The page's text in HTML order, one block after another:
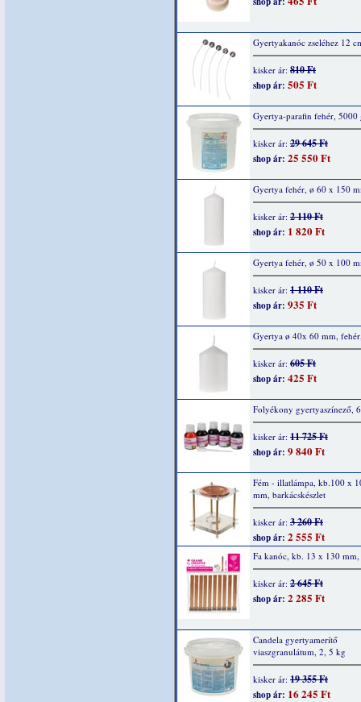
Gyertyakanóc zseléhez 12
kisker ár: 810 Ft
shop ár: 505 Ft
Gyertya-parafin fehér, 5000
kisker ár: 29 645 Ft
shop ár: 25 550 Ft
Gyertya fehér, ø 60 x 150
kisker ár: 2 110 Ft
shop ár: 1 820 Ft
Gyertya fehér, ø 50 x 100
kisker ár: 1 110 Ft
shop ár: 935 Ft
Gyertya ø 40x 60 mm,
kisker ár: 605 Ft
shop ár: 425 Ft
Folyékony gyertyaszínező, 6
kisker ár: 11 725 Ft
shop ár: 9 840 Ft
Fém - illatlámpa, kb.100 x
mm, barkácskészlet
kisker ár: 3 260 Ft
shop ár: 2 555 Ft
Fa kanóc, kb. 13 x 130
kisker ár: 2 645 Ft
shop ár: 2 285 Ft
Candela gyertyamerítő
viaszgranulátum, 2, 5 kg
kisker ár: 19 355 Ft
shop ár: 16 245 Ft